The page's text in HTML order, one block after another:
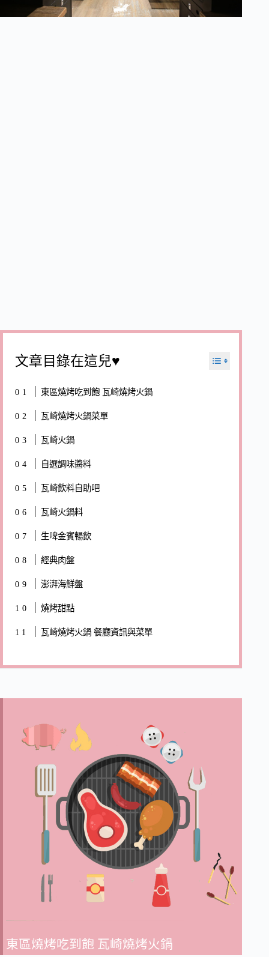
文章目錄在這兒♥
東區燒烤吃到飽 瓦崎燒烤火鍋
瓦崎燒烤火鍋菜單
瓦崎火鍋
自選調味醬料
瓦崎飲料自助吧
瓦崎火鍋料
生啤金賓暢飲
經典肉盤
澎湃海鮮盤
燒烤甜點
瓦崎燒烤火鍋 餐廳資訊與菜單
東區燒烤吃到飽 瓦崎燒烤火鍋